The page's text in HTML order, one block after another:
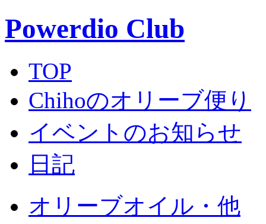
Powerdio Club
TOP
Chihoのオリーブ便り
イベントのお知らせ
日記
オリーブオイル・他